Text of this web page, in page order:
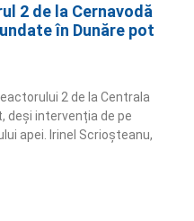
2 de la Cernavodă
în Dunăre pot
2 de la Centrala
deși intervenția de pe
apei. Irinel Scrioșteanu,